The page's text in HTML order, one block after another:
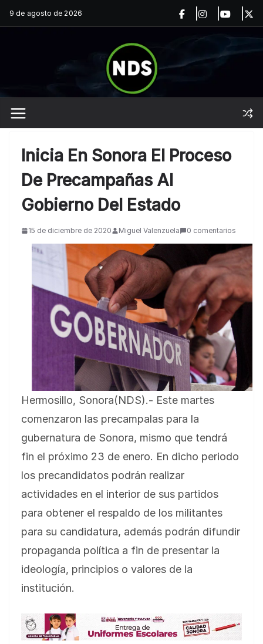
Saltar
al
9 de agosto de 2026
Inicia En Sonora El Proceso
De Precampañas Al
Gobierno Del Estado
15 de diciembre de 2020 Miguel Valenzuela 0 comentarios
Hermosillo, Sonora(NDS).- Este martes
comenzaron las precampalas para la
gubernatura de Sonora, mismo que tendrá
fin el próximo 23 de enero. En dicho periodo
los precandidatos podrán realizar
actividades en el interior de sus partidos
para obtener el respaldo de los militantes
para su candidatura, además podrán difundir
propaganda política a fin de presentar la
ideología, principios o valores de la
institución.